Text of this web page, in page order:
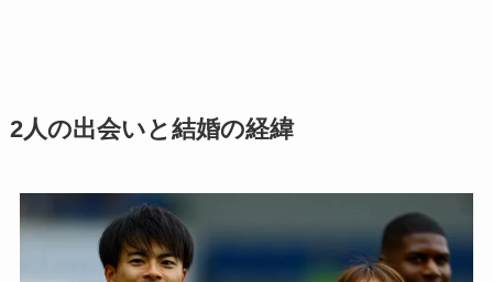
2人の出会いと結婚の経緯